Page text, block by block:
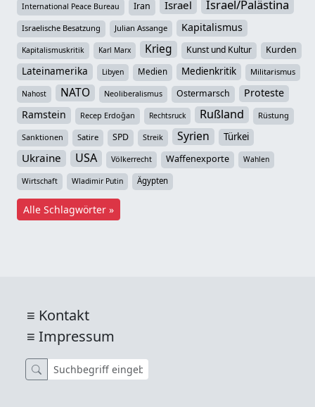
International Peace Bureau Iran Israel Israel/Palästina
Israelische Besatzung Julian Assange Kapitalismus
Kapitalismuskritik Karl Marx Krieg Kunst und Kultur Kurden
Lateinamerika Libyen Medien Medienkritik Militarismus
Nahost NATO Neoliberalismus Ostermarsch
Proteste
Ramstein
Recep Erdoğan Rechtsruck Rußland Rüstung
Sanktionen Satire SPD Streik Syrien Türkei
Ukraine USA Völkerrecht Waffenexporte Wahlen
Wirtschaft Wladimir Putin Ägypten
Alle Schlagwörter »
Kontakt
Impressum